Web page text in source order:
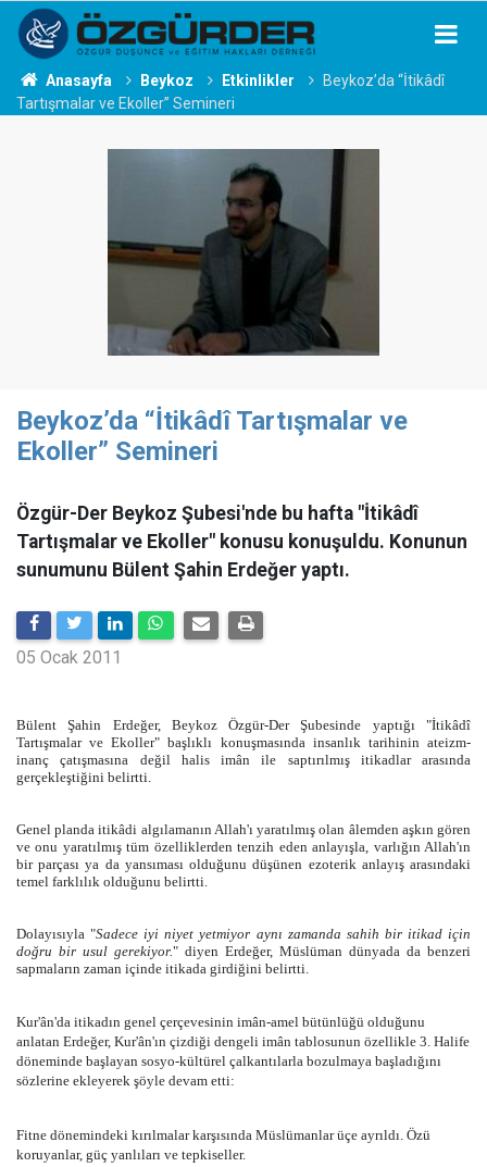
Anasayfa Beykoz Etkinlikler
Beykoz’da “İtikâdî
Tartışmalar ve Ekoller” Semineri
Beykoz’da “İtikâdî Tartışmalar ve
Ekoller” Semineri
Özgür-Der Beykoz Şubesi'nde bu hafta "İtikâdî
Tartışmalar ve Ekoller" konusu konuşuldu. Konunun
sunumunu Bülent Şahin Erdeğer yaptı.
05 Ocak 2011
Bülent Şahin Erdeğer, Beykoz Özgür-Der Şubesinde yaptığı "İtikâdî
Tartışmalar ve Ekoller" başlıklı konuşmasında insanlık tarihinin ateizm-
inanç çatışmasına değil halis imân ile saptırılmış itikadlar arasında
gerçekleştiğini belirtti.
Genel planda itikâdi algılamanın Allah'ı yaratılmış olan âlemden aşkın gören
ve onu yaratılmış tüm özelliklerden tenzih eden anlayışla, varlığın Allah'ın
bir parçası ya da yansıması olduğunu düşünen ezoterik anlayış arasındaki
temel farklılık olduğunu belirtti.
Dolayısıyla "Sadece iyi niyet yetmiyor aynı zamanda sahih bir itikad için
doğru bir usul gerekiyor." diyen Erdeğer, Müslüman dünyada da benzeri
sapmaların zaman içinde itikada girdiğini belirtti.
Kur'ân'da itikadın genel çerçevesinin imân-amel bütünlüğü olduğunu
anlatan Erdeğer, Kur'ân'ın çizdiği dengeli imân tablosunun özellikle 3. Halife
döneminde başlayan sosyo-kültürel çalkantılarla bozulmaya başladığını
sözlerine ekleyerek şöyle devam etti:
Fitne dönemindeki kırılmalar karşısında Müslümanlar üçe ayrıldı. Özü
koruyanlar, güç yanlıları ve tepkiseller.